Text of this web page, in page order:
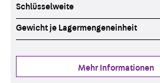
Schlüsselweite
Gewicht je Lagermengeneinheit
Mehr Informationen